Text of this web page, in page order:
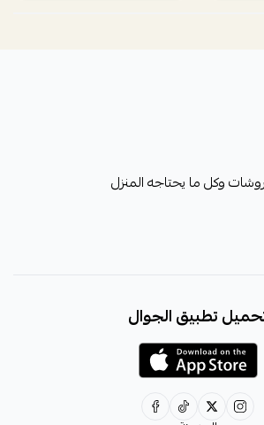
وكل ما يحتاجه المنزل
تطبيق الجوال